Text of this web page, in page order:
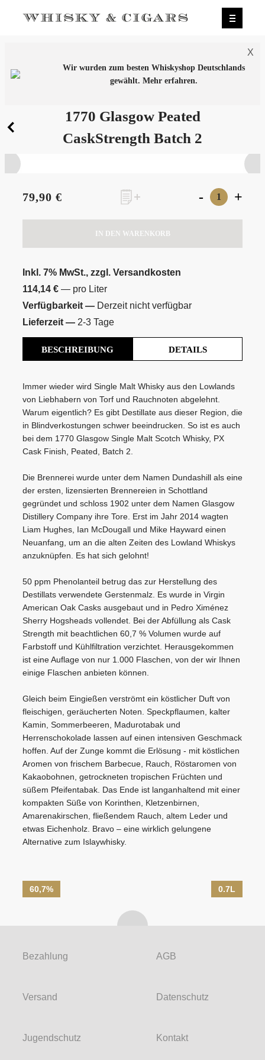
X
Wir wurden zum besten Whiskyshop Deutschlands
gewählt. Mehr erfahren.
Inkl. 7% MwSt., zzgl. Versandkosten
114,14 € — pro Liter
Verfügbarkeit — Derzeit nicht verfügbar
Lieferzeit — 2-3 Tage
79,90 € - +
IN DEN WARENKORB
1770 Glasgow Peated
CaskStrength Batch 2
BESCHREIBUNG DETAILS
Immer wieder wird Single Malt Whisky aus den Lowlands
von Liebhabern von Torf und Rauchnoten abgelehnt.
Warum eigentlich? Es gibt Destillate aus dieser Region, die
in Blindverkostungen schwer beeindrucken. So ist es auch
bei dem 1770 Glasgow Single Malt Scotch Whisky, PX
Cask Finish, Peated, Batch 2.
Die Brennerei wurde unter dem Namen Dundashill als eine
der ersten, lizensierten Brennereien in Schottland
gegründet und schloss 1902 unter dem Namen Glasgow
Distillery Company ihre Tore. Erst im Jahr 2014 wagten
Liam Hughes, Ian McDougall und Mike Hayward einen
Neuanfang, um an die alten Zeiten des Lowland Whiskys
anzuknüpfen. Es hat sich gelohnt!
50 ppm Phenolanteil betrug das zur Herstellung des
Destillats verwendete Gerstenmalz. Es wurde in Virgin
American Oak Casks ausgebaut und in Pedro Ximénez
Sherry Hogsheads vollendet. Bei der Abfüllung als Cask
Strength mit beachtlichen 60,7 % Volumen wurde auf
Farbstoff und Kühlfiltration verzichtet. Herausgekommen
ist eine Auflage von nur 1.000 Flaschen, von der wir Ihnen
einige Flaschen anbieten können.
Gleich beim Eingießen verströmt ein köstlicher Duft von
fleischigen, geräucherten Noten. Speckpflaumen, kalter
Kamin, Sommerbeeren, Madurotabak und
Herrenschokolade lassen auf einen intensiven Geschmack
hoffen. Auf der Zunge kommt die Erlösung - mit köstlichen
Aromen von frischem Barbecue, Rauch, Röstaromen von
Kakaobohnen, getrockneten tropischen Früchten und
süßem Pfeifentabak. Das Ende ist langanhaltend mit einer
kompakten Süße von Korinthen, Kletzenbirnen,
Amarenakirschen, fließendem Rauch, altem Leder und
etwas Eichenholz. Bravo – eine wirklich gelungene
Alternative zum Islaywhisky.
Marke
1770 Glasgow
Originalabfüllung
Virgin Oak & PX Cask Finish
Typ
Single Malt Scotch Whisky
Exklusivität
Limited Edition
Herkunftsland
Lowland
The Glasgow Distillery Co.
Deanside Road
Glasgow G52 4XB
Zusätze
Bottling
1000 Flaschen
Abfülldetails
Cask Strength Whisky
Not Colored
Unchillfiltered
60,7% 0.7L
Bezahlung
Versand
AGB
Datenschutz
Jugendschutz Kontakt
zum Newsletter anmelden
Möchten Sie ein für Newsletter-Abonnenten exklusives Monats-
Angebot erhalten und dabei über Neuigkeiten rund um Whisky &
Passion, das erlesene Sortiment unseres Ladens sowie Online-
Shops, unsere limitierten Tastings und Events auf dem Laufenden
gehalten werden? Dann melden Sie sich hier für unseren Newsletter